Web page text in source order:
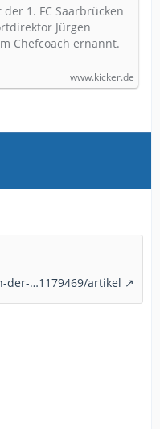
1. FC Saarbrücken
Jürgen
Chefcoach ernannt.
www.kicker.de
der-…1179469/artikel